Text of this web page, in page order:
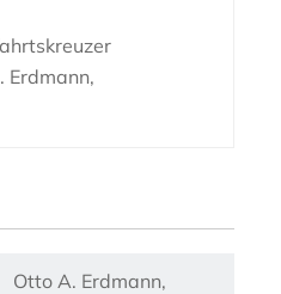
Erdmann,
Otto A. Erdmann,